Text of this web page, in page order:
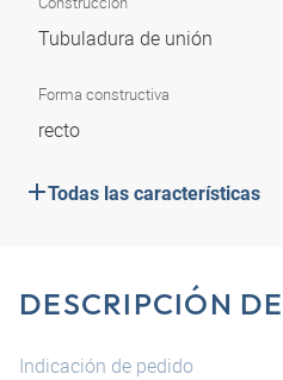
Tubuladura de unión
Forma constructiva
recto
Todas las características
DESCRIPCIÓN
Indicación de pedido